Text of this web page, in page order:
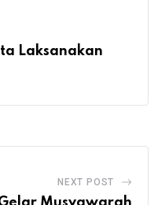
Laksanakan
NEXT POST